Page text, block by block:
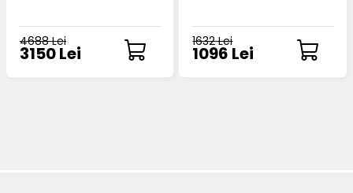
4688 Lei
3150 Lei
1632 Lei
1096 Lei